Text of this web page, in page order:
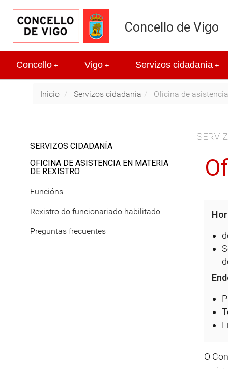
Concello de Vigo
+
Concello +
Vigo +
Servizos cidadanía
Inicio Servizos cidadanía Oficina de
O
SERVIZOS CIDADANÍA
OFICINA DE ASISTENCIA EN MATERIA
DE REXISTRO
Funcións
Rexistro do funcionariado habilitado
Preguntas frecuentes